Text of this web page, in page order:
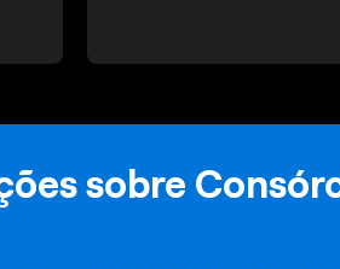
sobre